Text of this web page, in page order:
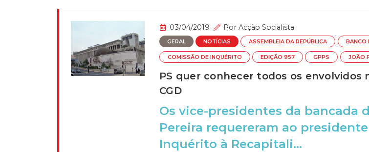
03/04/2019 Por Acção Socialista
GERAL NOTÍCIAS ASSEMBLEIA DA REPÚBLICA BANCO
COMISSÃO DE INQUÉRITO EDIÇÃO 957 GPPS JOÃO
PS quer conhecer todos os
CGD
Os vice-presidentes da bancada
Pereira requereram ao
Inquérito à Recapitali...